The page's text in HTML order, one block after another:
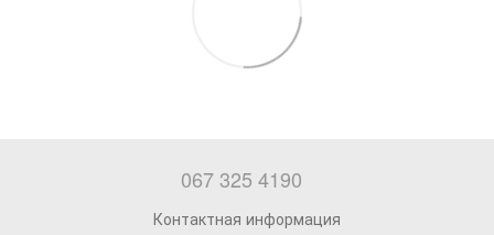
067 325 4190
Контактная информация